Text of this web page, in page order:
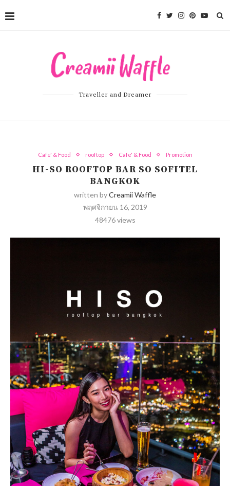
Traveller and Dreamer
Cafe' & Food rooftop Cafe' & Food Promotion
HI-SO ROOFTOP BAR SO SOFITEL
BANGKOK
written byCreamii Waffle
พฤศจิกายน 16, 2019
48476views